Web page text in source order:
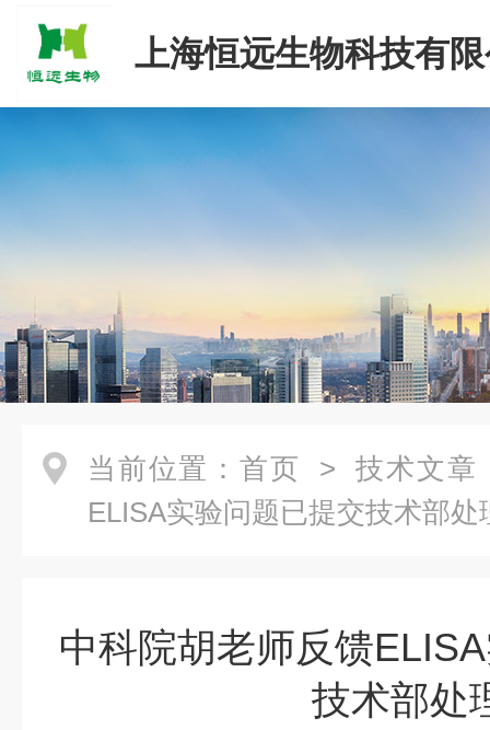
上海恒远生物科技有
当前位置： 首页 > 技术文章
ELISA实验问题已提交技术部处
中科院胡老师反馈
技术部处